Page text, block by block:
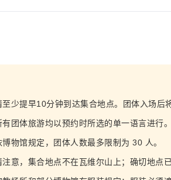
少提早10分钟到达集合地点。团体入场后
团体旅游均以预约时所选的单一语言进行。
物馆规定，团体人数最多限制为 30 人。
意，集合地点不在瓦维尔山上；确切地点